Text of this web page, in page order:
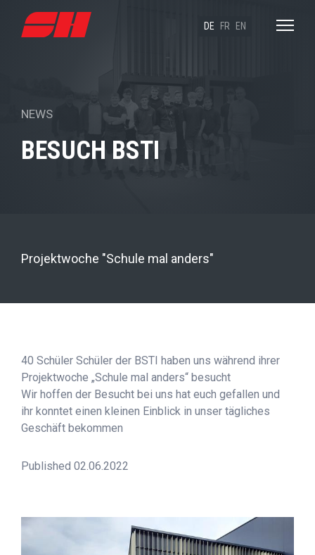
DE FR EN
NEWS
BESUCH BSTI
Projektwoche "Schule mal anders"
40 Schüler Schüler der BSTI haben uns während ihrer
Projektwoche „Schule mal anders“ besucht
Wir hoffen der Besucht bei uns hat euch gefallen und
ihr konntet einen kleinen Einblick in unser tägliches
Geschäft bekommen
Published 02.06.2022